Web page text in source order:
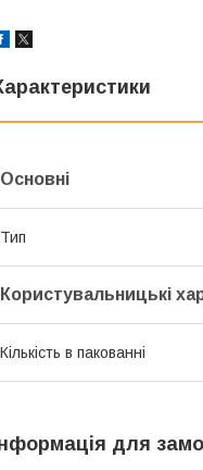
Основні
Тип
Користувальницькі
Кількість в пакованні
для